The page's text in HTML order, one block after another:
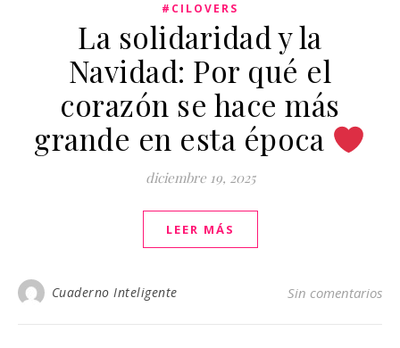
#CILOVERS
La solidaridad y la
Navidad: Por qué el
corazón se hace más
grande en esta época
diciembre 19, 2025
LEER MÁS
Cuaderno Inteligente Sin comentarios